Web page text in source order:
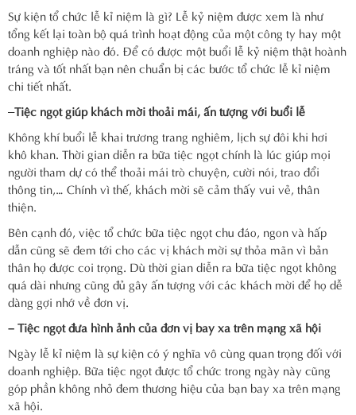
Sự kiện tổ chức lễ kỉ niệm là gì? Lễ kỷ niệm được xem là như
tổng kết lại toàn bộ quá trình hoạt động của một công ty hay một
doanh nghiệp nào đó. Để có được một buổi lễ kỷ niệm thật hoành
tráng và tốt nhất bạn nên chuẩn bị các bước tổ chức lễ kỉ niệm
chi tiết nhất.
–Tiệc ngọt giúp khách mời thoải mái, ấn tượng với buổi lễ
Không khí buổi lễ khai trương trang nghiêm, lịch sự đôi khi hơi
khô khan. Thời gian diễn ra bữa tiệc ngọt chính là lúc giúp mọi
người tham dự có thể thoải mái trò chuyện, cười nói, trao đổi
thông tin,… Chính vì thế, khách mời sẽ cảm thấy vui vẻ, thân
thiện.
Bên cạnh đó, việc tổ chức bữa tiệc ngọt chu đáo, ngon và hấp
dẫn cũng sẽ đem tới cho các vị khách mời sự thỏa mãn vì bản
thân họ được coi trọng. Dù thời gian diễn ra bữa tiệc ngọt không
quá dài nhưng cũng đủ gây ấn tượng với các khách mời để họ dễ
dàng gợi nhớ về đơn vị.
– Tiệc ngọt đưa hình ảnh của đơn vị bay xa trên mạng xã hội
Ngày lễ kỉ niệm là sự kiện có ý nghĩa vô cùng quan trọng đối với
doanh nghiệp. Bữa tiệc ngọt được tổ chức trong ngày này cũng
góp phần không nhỏ đem thương hiệu của bạn bay xa trên mạng
xã hội.